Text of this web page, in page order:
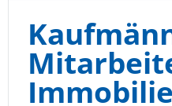
Über uns
Oetker-Gruppe